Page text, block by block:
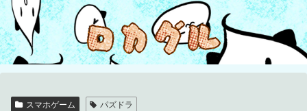
スマホゲーム パズドラ